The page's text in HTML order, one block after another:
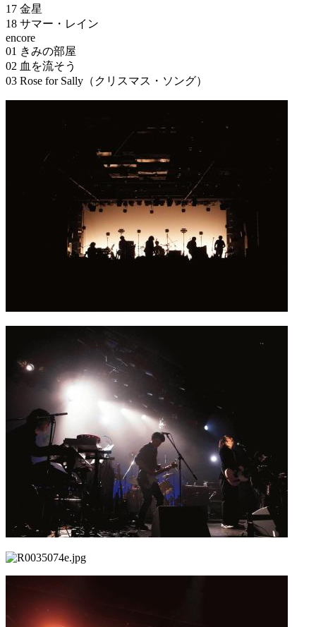
17 金星
18 サマー・レイン
encore
01 きみの部屋
02 血を流そう
03 Rose for Sally（クリスマス・ソング）